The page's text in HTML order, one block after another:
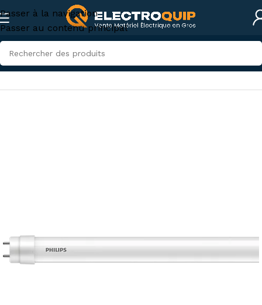
Passer à la navigation
Passer au contenu principal
Accueil/Eclairage/Tubes Led & Néon